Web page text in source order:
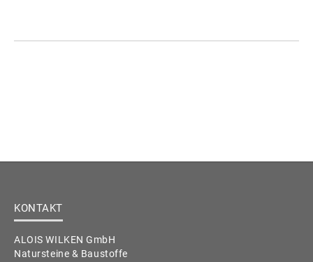
KONTAKT
ALOIS WILKEN GmbH
Natursteine & Baustoffe